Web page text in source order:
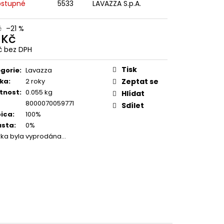
5533
LAVAZZA S.p.A.
–21 %
bez DPH
: Lavazza
:
2 roky
: 0.055 kg
8000070059771
:
100%
:
0%
byla vyprodána…
Tisk
Zeptat se
Hlídat
Sdílet
BARISTA DOLCE
KG